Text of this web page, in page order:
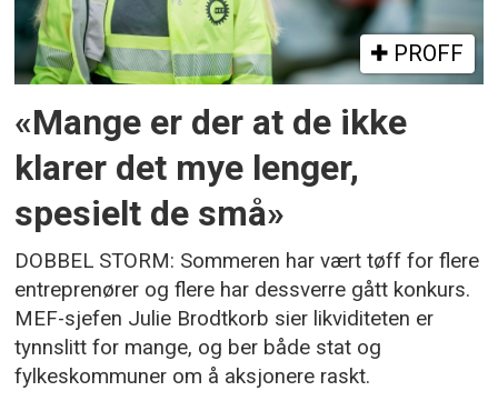
PROFF
«Mange er der at de ikke
klarer det mye lenger,
spesielt de små»
DOBBEL STORM: Sommeren har vært tøff for flere
entreprenører og flere har dessverre gått konkurs.
MEF-sjefen Julie Brodtkorb sier likviditeten er
tynnslitt for mange, og ber både stat og
fylkeskommuner om å aksjonere raskt.